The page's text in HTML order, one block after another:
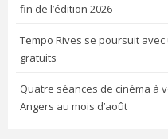
fin de l’édition 2026
Tempo Rives se poursuit
gratuits
Quatre séances de cinéma à
Angers au mois d’août